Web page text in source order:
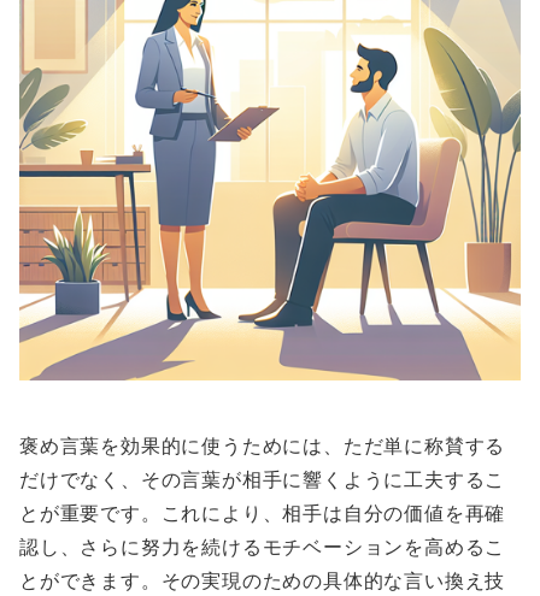
褒め言葉を効果的に使うためには、ただ単に称賛する
だけでなく、その言葉が相手に響くように工夫するこ
とが重要です。これにより、相手は自分の価値を再確
認し、さらに努力を続けるモチベーションを高めるこ
とができます。その実現のための具体的な言い換え技